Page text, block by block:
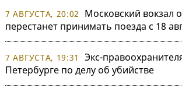
7 АВГУСТА, 20:02
Московский вокзал
перестанет принимать поезда с 18
7 АВГУСТА, 19:31
Экс-
Петербурге по делу об убийстве